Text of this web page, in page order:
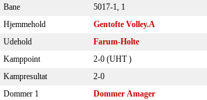
Bane
5017-1, 1
Hjemmehold
Gentofte Volley.A
Udehold
Farum-Holte
Kamppoint
2-0 (UHT)
Kampresultat
2-0
Dommer 1
Dommer Amager